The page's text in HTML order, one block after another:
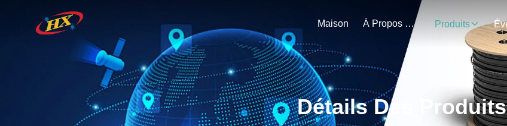
Maison À Propos De Nous Produits
Détails Des Produits